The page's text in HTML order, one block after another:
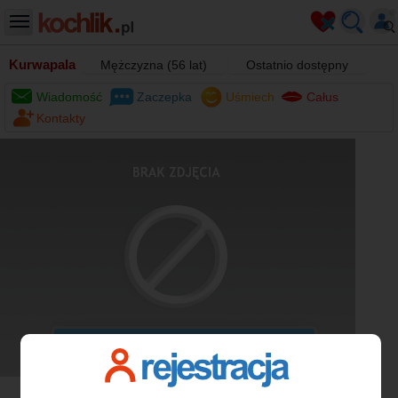
Kurwapala Mężczyzna (56 lat) Ostatnio dostępny
Wiadomość Zaczepka Uśmiech
Całus
Kontakty